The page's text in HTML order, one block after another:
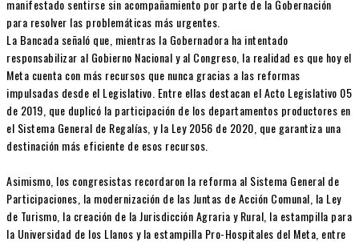
manifestado sentirse sin acompañamiento por parte de la Gobernación
para resolver las problemáticas más urgentes.
La Bancada señaló que, mientras la Gobernadora ha intentado
responsabilizar al Gobierno Nacional y al Congreso, la realidad es que hoy el
Meta cuenta con más recursos que nunca gracias a las reformas
impulsadas desde el Legislativo. Entre ellas destacan el Acto Legislativo 05
de 2019, que duplicó la participación de los departamentos productores en
el Sistema General de Regalías, y la Ley 2056 de 2020, que garantiza una
destinación más eficiente de esos recursos.
Asimismo, los congresistas recordaron la reforma al Sistema General de
Participaciones, la modernización de las Juntas de Acción Comunal, la Ley
de Turismo, la creación de la Jurisdicción Agraria y Rural, la estampilla para
la Universidad de los Llanos y la estampilla Pro-Hospitales del Meta, entre